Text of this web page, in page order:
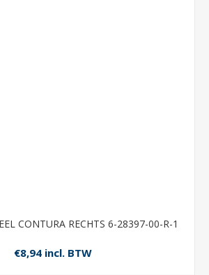
CONTURA RECHTS 6-28397-00-R-1
€8,94 incl. BTW